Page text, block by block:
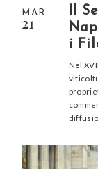
MAR
21
Il
i
Nel